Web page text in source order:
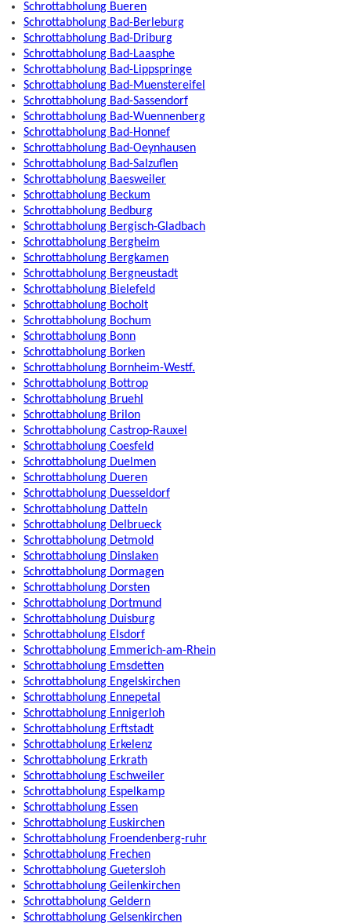
Schrottabholung Bueren
Schrottabholung Bad-Berleburg
Schrottabholung Bad-Driburg
Schrottabholung Bad-Laasphe
Schrottabholung Bad-Lippspringe
Schrottabholung Bad-Muenstereifel
Schrottabholung Bad-Sassendorf
Schrottabholung Bad-Wuennenberg
Schrottabholung Bad-Honnef
Schrottabholung Bad-Oeynhausen
Schrottabholung Bad-Salzuflen
Schrottabholung Baesweiler
Schrottabholung Beckum
Schrottabholung Bedburg
Schrottabholung Bergisch-Gladbach
Schrottabholung Bergheim
Schrottabholung Bergkamen
Schrottabholung Bergneustadt
Schrottabholung Bielefeld
Schrottabholung Bocholt
Schrottabholung Bochum
Schrottabholung Bonn
Schrottabholung Borken
Schrottabholung Bornheim-Westf.
Schrottabholung Bottrop
Schrottabholung Bruehl
Schrottabholung Brilon
Schrottabholung Castrop-Rauxel
Schrottabholung Coesfeld
Schrottabholung Duelmen
Schrottabholung Dueren
Schrottabholung Duesseldorf
Schrottabholung Datteln
Schrottabholung Delbrueck
Schrottabholung Detmold
Schrottabholung Dinslaken
Schrottabholung Dormagen
Schrottabholung Dorsten
Schrottabholung Dortmund
Schrottabholung Duisburg
Schrottabholung Elsdorf
Schrottabholung Emmerich-am-Rhein
Schrottabholung Emsdetten
Schrottabholung Engelskirchen
Schrottabholung Ennepetal
Schrottabholung Ennigerloh
Schrottabholung Erftstadt
Schrottabholung Erkelenz
Schrottabholung Erkrath
Schrottabholung Eschweiler
Schrottabholung Espelkamp
Schrottabholung Essen
Schrottabholung Euskirchen
Schrottabholung Froendenberg-ruhr
Schrottabholung Frechen
Schrottabholung Guetersloh
Schrottabholung Geilenkirchen
Schrottabholung Geldern
Schrottabholung Gelsenkirchen